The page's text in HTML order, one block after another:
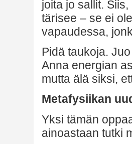
joita jo sallit.
tärisee – se ei
vapaudessa,
Pidä taukoja.
Anna energian
mutta älä siksi,
Metafysiikan
Yksi tämän
ainoastaan tutki